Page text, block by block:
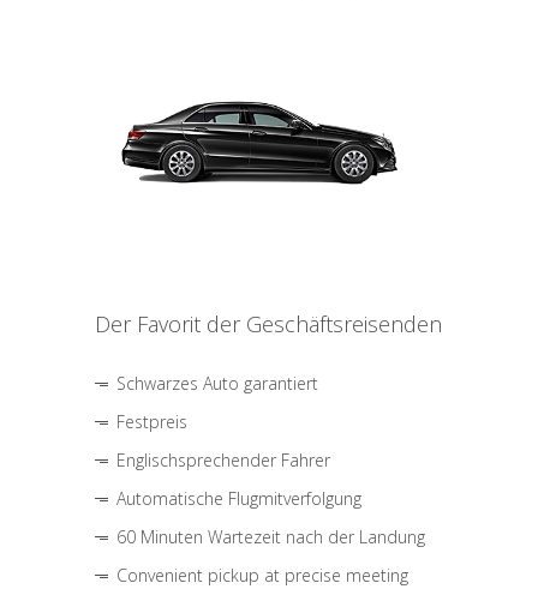
Der Favorit der Geschäftsreisenden
Schwarzes Auto garantiert
Festpreis
Englischsprechender Fahrer
Automatische Flugmitverfolgung
60 Minuten Wartezeit nach der Landung
Convenient pickup at precise meeting